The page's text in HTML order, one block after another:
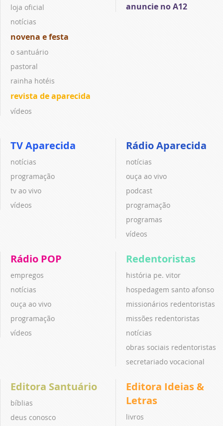
loja oficial
notícias
novena e festa
o santuário
pastoral
rainha hotéis
revista de aparecida
vídeos
anuncie no A12
TV Aparecida
notícias
programação
tv ao vivo
vídeos
Rádio Aparecida
notícias
ouça ao vivo
podcast
programação
programas
vídeos
Rádio POP
empregos
notícias
ouça ao vivo
programação
vídeos
Redentoristas
história pe. vitor
hospedagem santo afonso
missionários redentoristas
missões redentoristas
notícias
obras sociais redentoristas
secretariado vocacional
Editora Santuário
bíblias
deus conosco
Editora Ideias &
Letras
livros